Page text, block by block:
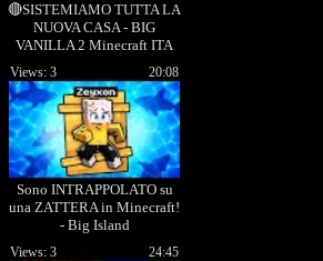
🔴SISTEMIAMO TUTTA LA
NUOVA CASA - BIG
VANILLA 2 Minecraft ITA
Sono INTRAPPOLATO su
una ZATTERA in Minecraft!
- Big Island
20:08
Views: 3
24:45
Views: 3